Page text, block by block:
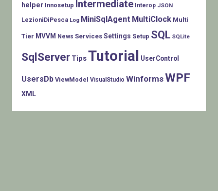
helper Innosetup Intermediate Interop JSON
LezioniDiPesca Log MiniSqlAgent MultiClock Multi
Tier MVVM News Services Settings Setup SQL SQLite
SqlServer TipsTutorial UserControl
UsersDb ViewModel VisualStudio WinformsWPF
XML